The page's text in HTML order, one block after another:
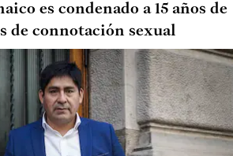
es condenado a 15 años de
de connotación sexual